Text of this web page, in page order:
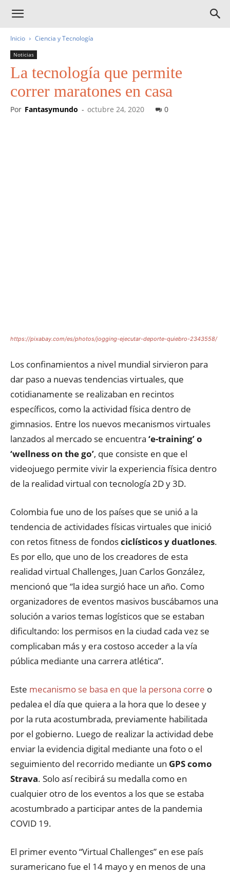
Inicio Ciencia y Tecnología
Noticias
La tecnología que permite
correr maratones en casa
Por Fantasymundo - octubre 24, 2020 0
https://pixabay.com/es/photos/jogging-ejecutar-deporte-quiebro-2343558/
Los confinamientos a nivel mundial sirvieron para
dar paso a nuevas tendencias virtuales, que
cotidianamente se realizaban en recintos
específicos, como la actividad física dentro de
gimnasios. Entre los nuevos mecanismos virtuales
lanzados al mercado se encuentra ‘e-training’ o
‘wellness on the go’, que consiste en que el
videojuego permite vivir la experiencia física dentro
de la realidad virtual con tecnología 2D y 3D.
Colombia fue uno de los países que se unió a la
tendencia de actividades físicas virtuales que inició
con retos fitness de fondosciclísticos y duatlones.
Es por ello, que uno de los creadores de esta
realidad virtual Challenges, Juan Carlos González,
mencionó que “la idea surgió hace un año. Como
organizadores de eventos masivos buscábamos una
solución a varios temas logísticos que se estaban
dificultando: los permisos en la ciudad cada vez se
complicaban más y era costoso acceder a la vía
pública mediante una carrera atlética”.
Este mecanismo se basa en que la persona corre o
pedalea el día que quiera a la hora que lo desee y
por la ruta acostumbrada, previamente habilitada
por el gobierno. Luego de realizar la actividad debe
enviar la evidencia digital mediante una foto o el
seguimiento del recorrido mediante un GPS como
Strava. Solo así recibirá su medalla como en
cualquier otro de los eventos a los que se estaba
acostumbrado a participar antes de la pandemia
COVID 19.
El primer evento “Virtual Challenges” en ese país
suramericano fue el 14 mayo y en menos de una